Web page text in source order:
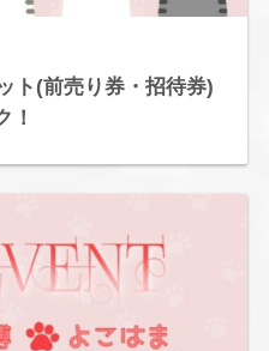
ト(前売り券・招待券)
！